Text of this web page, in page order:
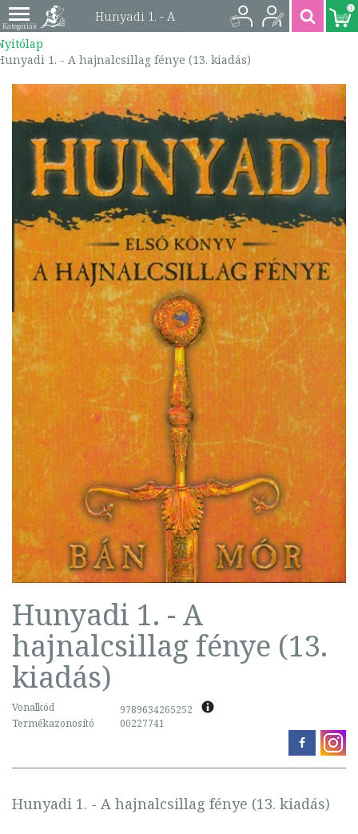
Hunyadi 1. - A
(13. kiadás) |
9789634265252
0
1. - A hajnalcsillag fénye (13. kiadás)
Hunyadi 1. - A
hajnalcsillag fénye (13.
kiadás)
Vonalkód
9789634265252
Termékazonosító
00227741
Hunyadi 1. - A hajnalcsillag fénye (13. kiadás)